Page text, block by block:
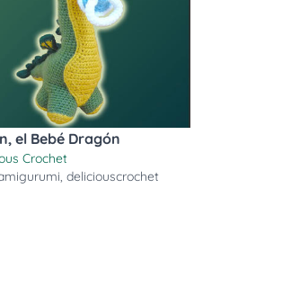
el Bebé Dragón
Crochet
, deliciouscrochet